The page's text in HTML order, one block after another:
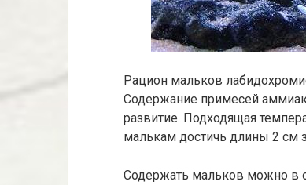
Рацион мальков
Содержание примесей
развитие. Подходящая
малькам достичь длины 2 см
Содержать мальков можно в